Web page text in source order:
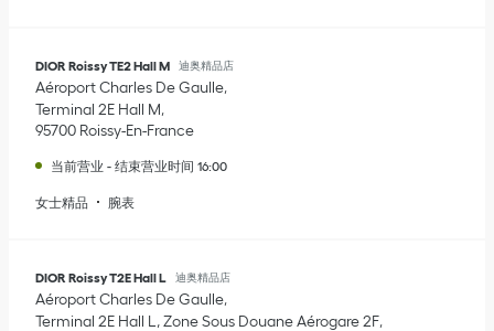
DIOR Roissy TE2 Hall M 迪奥精品店
Aéroport Charles De Gaulle
Terminal 2E Hall M
95700 Roissy-En-France
当前营业 - 结束营业时间 16:00
女士精品 腕表
DIOR Roissy T2E Hall L 迪奥精品店
Aéroport Charles De Gaulle
Terminal 2E Hall L, Zone Sous Douane Aérogare 2F